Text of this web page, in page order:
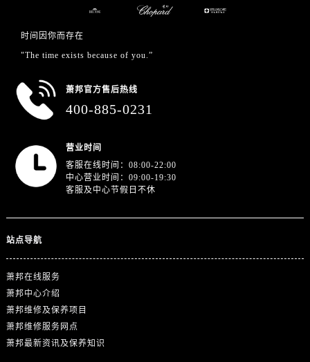
时间因你而存在
"The time exists because of you.”
萧邦官方售后热线
400-885-0231
营业时间
客服在线时间：08:00-22:00
中心营业时间：09:00-19:30
客服及中心节假日不休
站点导航
萧邦在线服务
萧邦中心介绍
萧邦维修及保养项目
萧邦维修服务网点
萧邦最新资讯及保养知识